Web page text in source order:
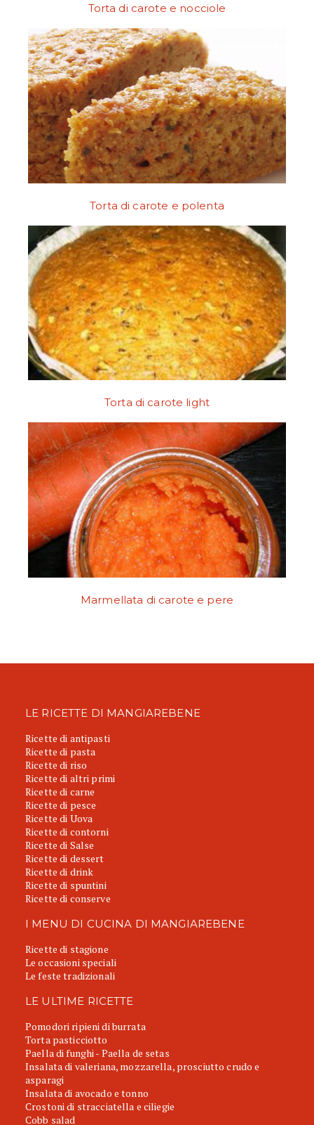
Torta di carote e nocciole
Torta di carote e polenta
Torta di carote light
Marmellata di carote e pere
LE RICETTE DI MANGIAREBENE
Ricette di antipasti
Ricette di pasta
Ricette di riso
Ricette di altri primi
Ricette di carne
Ricette di pesce
Ricette di Uova
Ricette di contorni
Ricette di Salse
Ricette di dessert
Ricette di drink
Ricette di spuntini
Ricette di conserve
I MENU DI CUCINA DI MANGIAREBENE
Ricette di stagione
Le occasioni speciali
Le feste tradizionali
LE ULTIME RICETTE
Pomodori ripieni di burrata
Torta pasticciotto
Paella di funghi - Paella de setas
Insalata di valeriana, mozzarella, prosciutto crudo e
asparagi
Insalata di avocado e tonno
Crostoni di stracciatella e ciliegie
Cobb salad